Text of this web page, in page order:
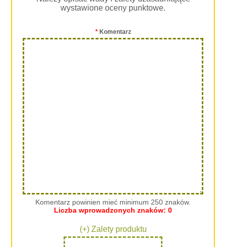
wystawione oceny punktowe.
*Komentarz
Komentarz powinien mieć minimum 250 znaków.
Liczba wprowadzonych znaków: 0
(+) Zalety produktu